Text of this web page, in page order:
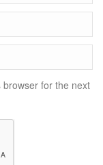
for the next